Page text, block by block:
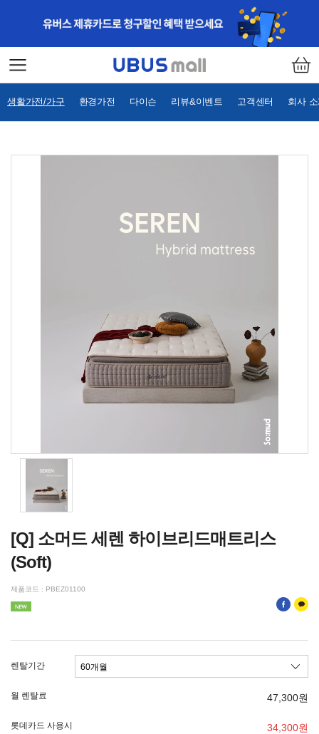
생활가전/가구 환경가전 다이슨 리뷰&이벤트 고객센터 회사
[Q] 소머드 세렌 하이브리드매트리스
(Soft)
제품코드 : PBEZ01100
렌탈기간
월 렌탈료 47,300원
롯데카드 사용시 34,300원